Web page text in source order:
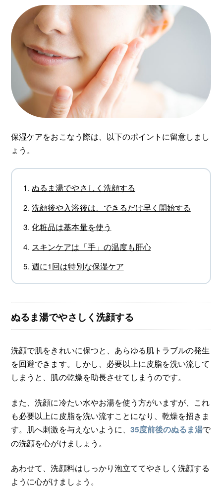
保湿ケアをおこなう際は、以下のポイントに留意しまし
ょう。
ぬるま湯でやさしく洗顔する
洗顔後や入浴後は、できるだけ早く開始する
化粧品は基本量を使う
スキンケアは「手」の温度も肝心
週に1回は特別な保湿ケア
ぬるま湯でやさしく洗顔する
洗顔で肌をきれいに保つと、あらゆる肌トラブルの発生
を回避できます。しかし、必要以上に皮脂を洗い流して
しまうと、肌の乾燥を助長させてしまうのです。
また、洗顔に冷たい水やお湯を使う方がいますが、これ
も必要以上に皮脂を洗い流すことになり、乾燥を招きま
す。肌へ刺激を与えないように、 35度前後のぬるま湯で
の洗顔を心がけましょう。
あわせて、洗顔料はしっかり泡立ててやさしく洗顔する
ように心がけましょう。